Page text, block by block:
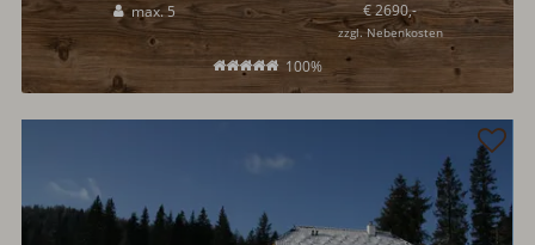
max. 5
100%
€ 2690,-
zzgl. Nebenkosten